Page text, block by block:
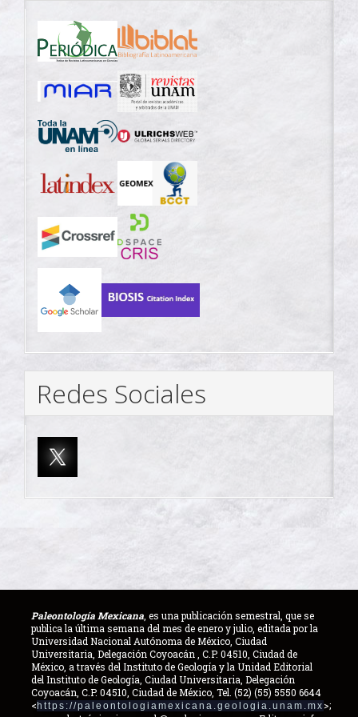
Redes Sociales
Paleontología Mexicana, es una publicación semestral, que se
publica la última semana del mes de enero y julio, editada por la
Universidad Nacional Autónoma de México, Ciudad
Universitaria, Delegación Coyoacán , C.P. 04510, Ciudad de
México, a través del Instituto de Geología y la Unidad Editorial
del Instituto de Geología, Ciudad Universitaria, Delegación
Coyoacán, C.P. 04510, Ciudad de México, Tel. (52) (55) 5550 6644
< https://paleontologiamexicana.geologia.unam.mx >;